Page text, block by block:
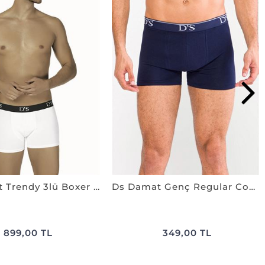
DS Damat Trendy 3lü Boxer BEYAZ
899,00 TL
Ds Damat Genç Regular Cotton Boxer LACİVERT
349,00 TL